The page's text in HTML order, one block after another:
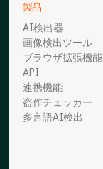
製品
AI検出器
画像検出ツール
ブラウザ拡張機能
API
連携機能
盗作チェッカー
多言語AI検出